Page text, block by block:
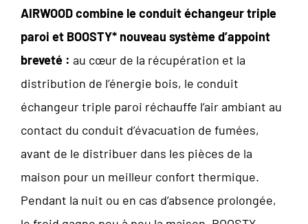
AIRWOOD combine le conduit échangeur triple
paroi et BOOSTY* nouveau système d’appoint
breveté : au cœur de la récupération et la
distribution de l’énergie bois, le conduit
échangeur triple paroi réchauffe l’air ambiant au
contact du conduit d’évacuation de fumées,
avant de le distribuer dans les pièces de la
maison pour un meilleur confort thermique.
Pendant la nuit ou en cas d’absence prolongée,